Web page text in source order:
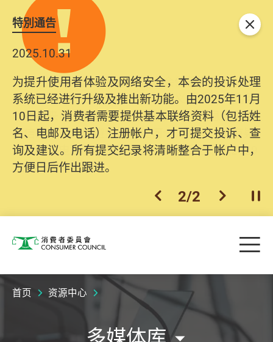
特別通告
2025.10.31
为提升使用者体验及网络安全，本会的投诉处理
系统已经进行升级及推出新功能。由2025年11月
10日起，消费者需要提供基本联络资料（包括姓
名、电邮及电话）注册帐户，才可提交投诉、查
询及建议。所有提交纪录将清晰整合于帐户中，
方便日后作出跟进。
上一个
2/2 下一个开
关闭
消费者委员会 目
首页 资源中心